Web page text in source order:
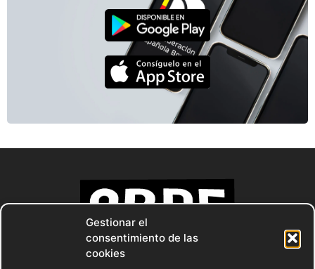
Gestionar el
consentimiento de las
cookies